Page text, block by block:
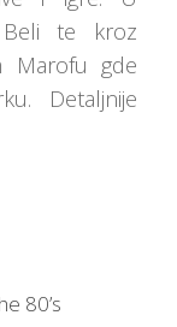
Beli te kroz
Marofu gde
Detaljnije
80’s